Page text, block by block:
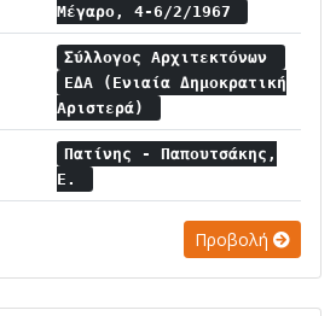
Μέγαρο, 4-6/2/1967
Σύλλογος Αρχιτεκτόνων
ΕΔΑ (Ενιαία Δημοκρατική
Αριστερά)
Πατίνης - Παπουτσάκης,
Ε.
Προβολή